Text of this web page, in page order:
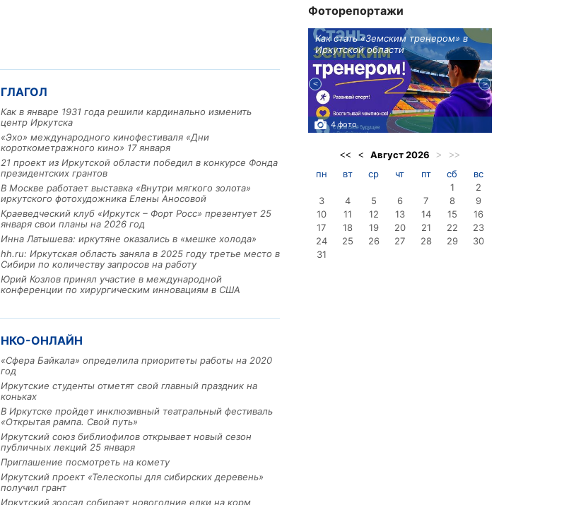
ГЛАГОЛ
Как в январе 1931 года решили кардинально изменить
центр Иркутска
«Эхо» международного кинофестиваля «Дни
короткометражного кино» 17 января
21 проект из Иркутской области победил в конкурсе Фонда
президентских грантов
В Москве работает выставка «Внутри мягкого золота»
иркутского фотохудожника Елены Аносовой
Краеведческий клуб «Иркутск – Форт Росс» презентует 25
января свои планы на 2026 год
Инна Латышева: иркутяне оказались в «мешке холода»
hh.ru: Иркутская область заняла в 2025 году третье место в
Сибири по количеству запросов на работу
Юрий Козлов принял участие в международной
конференции по хирургическим инновациям в США
НКО-ОНЛАЙН
«Сфера Байкала» определила приоритеты работы на 2020
год
Иркутские студенты отметят свой главный праздник на
коньках
В Иркутске пройдет инклюзивный театральный фестиваль
«Открытая рампа. Свой путь»
Иркутский союз библиофилов открывает новый сезон
публичных лекций 25 января
Приглашение посмотреть на комету
Иркутский проект «Телескопы для сибирских деревень»
получил грант
Иркутский зоосад собирает новогодние елки на корм
Фоторепортажи
из Иркутской области
Как стать «Земским тренером» в
Иркутской области
4 фото
<< < Август2026 > >>
пн вт ср чт пт сб
вс
1
2
3
4 5 6 7 8
9
10
11 12 13 14 15
16
17
18 19 20 21 22
23
24
25 26 27 28 29
30
31